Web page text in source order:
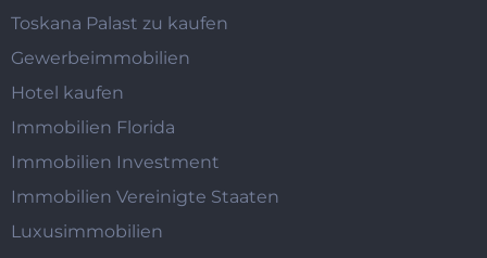
Toskana Palast zu kaufen
Gewerbeimmobilien
Hotel kaufen
Immobilien Florida
Immobilien Investment
Immobilien Vereinigte Staaten
Luxusimmobilien